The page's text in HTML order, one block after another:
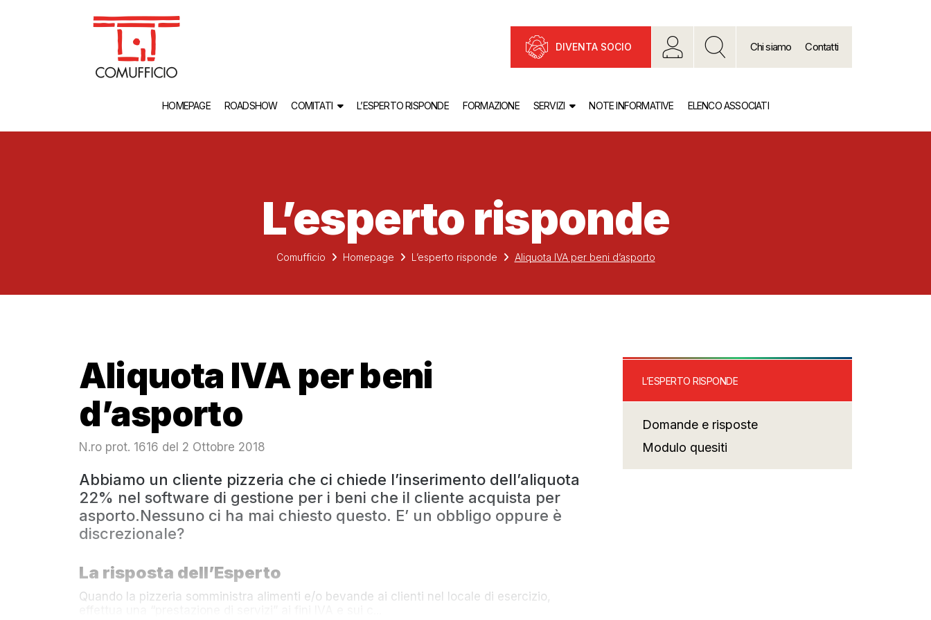
DIVENTA SOCIO Chi siamo Contatti
HOMEPAGE ROADSHOW COMITATI L’ESPERTO RISPONDE FORMAZIONE SERVIZI NOTE INFORMATIVE ELENCO ASSOCIATI
L’esperto risponde
Comufficio Homepage L’esperto risponde Aliquota IVA per beni d’asporto
Aliquota IVA per beni
d’asporto
N.ro prot. 1616 del 2 Ottobre 2018
Abbiamo un cliente pizzeria che ci chiede l’inserimento dell’aliquota
22% nel software di gestione per i beni che il cliente acquista per
asporto.Nessuno ci ha mai chiesto questo. E’ un obbligo oppure è
discrezionale?
La risposta dell’Esperto
Quando la pizzeria somministra alimenti e/o bevande ai clienti nel locale di esercizio,
L’ESPERTO RISPONDE
Domande e risposte
Modulo quesiti